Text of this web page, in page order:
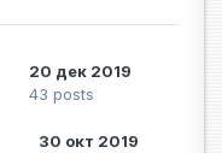
20 дек 2019
43 posts
30 окт 2019